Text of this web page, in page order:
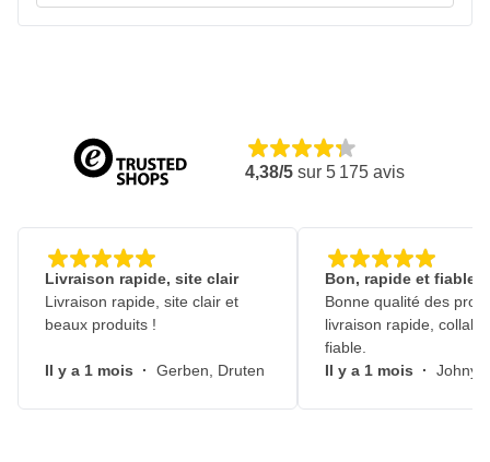
4,38/5 sur 5 175 avis
Livraison rapide, site clair
Livraison rapide, site clair et
beaux produits !
Il y a 1 mois · Gerben, Druten
Bon, rapide et fiable
Bonne qualité des
livraison rapide,
fiable.
Il y a 1 mois · Johny,